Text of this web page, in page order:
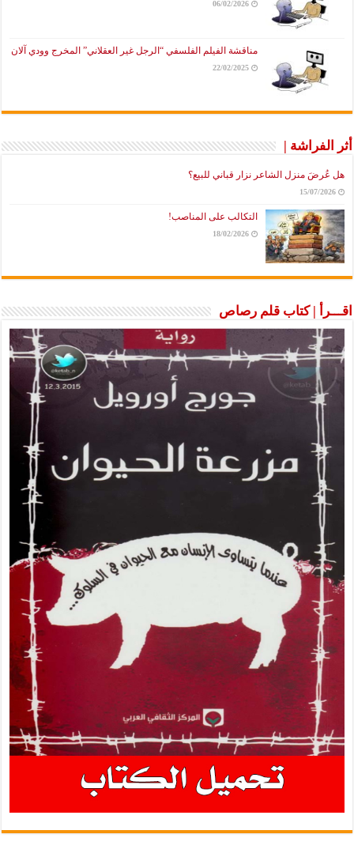
06/02/2026
مناقشة الفيلم الفلسفي “الرجل غير العقلاني” المخرج وودي آلان
22/02/2025
أثر الفراشة |
هل عُرضَ منزل الشاعر نزار قباني للبيع؟
15/07/2026
التكالب على المناصب!
18/02/2026
اقـــرأ | كتاب قلم رصاص